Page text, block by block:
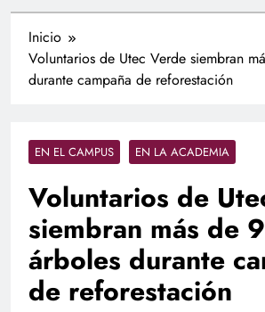
Inicio
Voluntarios de Utec Verde siembran
durante campaña de reforestación
EN EL CAMPUS EN LA ACADEMIA
Voluntarios de
siembran más de
árboles durante
de reforestación